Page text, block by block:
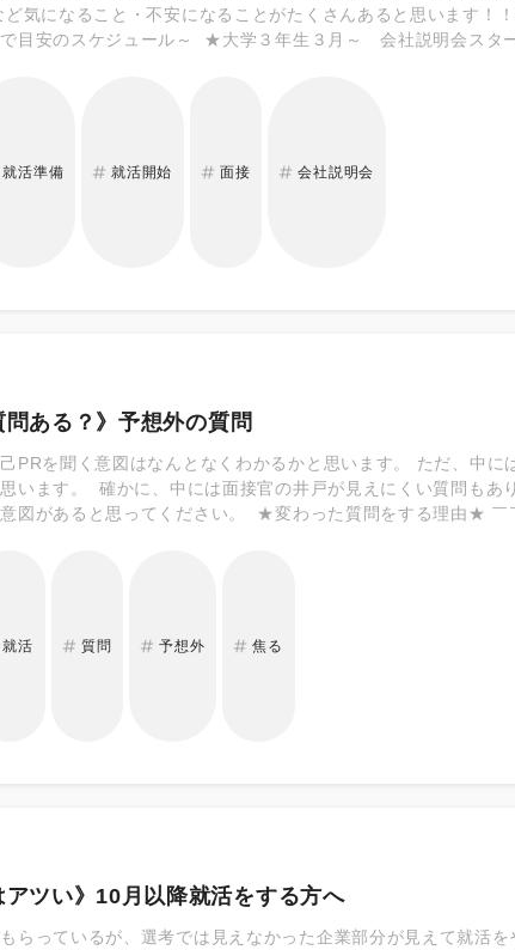
ど気になること・不安になることがたくさんあると思います
目安のスケジュール～ ★大学３年生３月～ 会社説明会スタ
は載っていない“リアルな声”を聞けます。 興味のある企業はし
就活準備 就活開始 面接 会社説明会
問ある？》予想外の質問
PRを聞く意図はなんとなくわかるかと思います。 ただ、中
います。 確かに、中には面接官の井戸が見えにくい質問も
図があると思ってください。 ★変わった質問をする理由★
採用活動で人柄を重視していることが判明しました。 ＜ラン
就活 質問 予想外 焦る
アツい》10月以降就活をする方へ
もらっているが、選考では見えなかった企業部分が見えて就活